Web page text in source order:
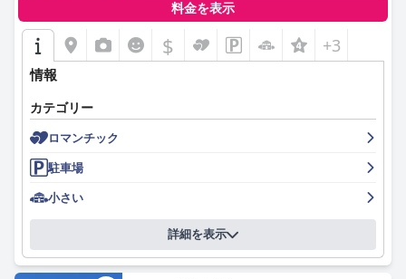
料金を表示
$ +3
情報
カテゴリー
ロマンチック
駐車場
小さい
詳細を表示